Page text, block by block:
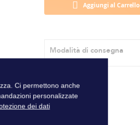
Aggiungi al Carrello
Modalità di consegna
Ci permettono anche
personalizzate
dei dati